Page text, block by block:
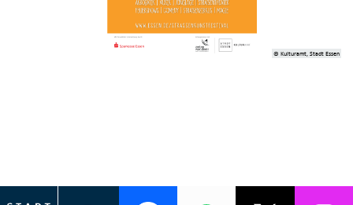
© Kulturamt, Stadt Essen